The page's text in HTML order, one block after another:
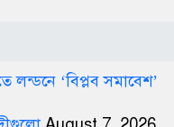
লন্ডনে ‘বিপ্লব সমাবেশ’